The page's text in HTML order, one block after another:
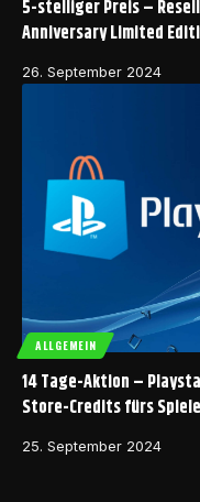
5-stelliger Preis –
Anniversary Limited
26. September 2024
ALLGEMEIN
14 Tage-Aktion –
Store-Credits fürs
25. September 2024